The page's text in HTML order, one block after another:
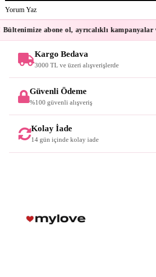
Yorum Yaz
abone ol, ayrıcalıklı kampanyalar
Kargo Bedava
3000 TL ve üzeri alışverişlerde
Güvenli Ödeme
%100 güvenli alışveriş
Kolay İade
14 gün içinde kolay iade